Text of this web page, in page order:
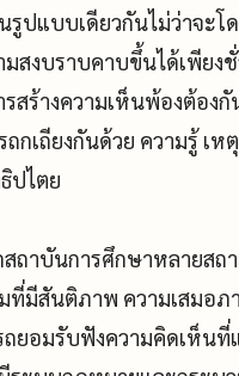
ปแบบเดียวกันไม่ว่าจะ
มสงบราบคาบขึ้นได้เพีย
สร้างความเห็นพ้องต้อง
กเถียงกันด้วย ความรู้ เ
ปไตย
สถาบันการศึกษาหลายส
ที่มีสันติภาพ ความเสมอ
ถยอมรับฟังความคิดเห็น